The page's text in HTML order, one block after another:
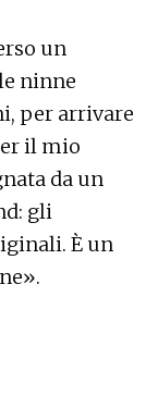
un
ninne
per arrivare
il mio
da un
gli
È un